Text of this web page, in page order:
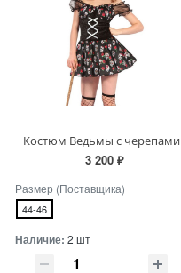
Костюм Ведьмы с черепами
3 200 ₽
Размер (Поставщика)
44-46
Наличие: 2 шт